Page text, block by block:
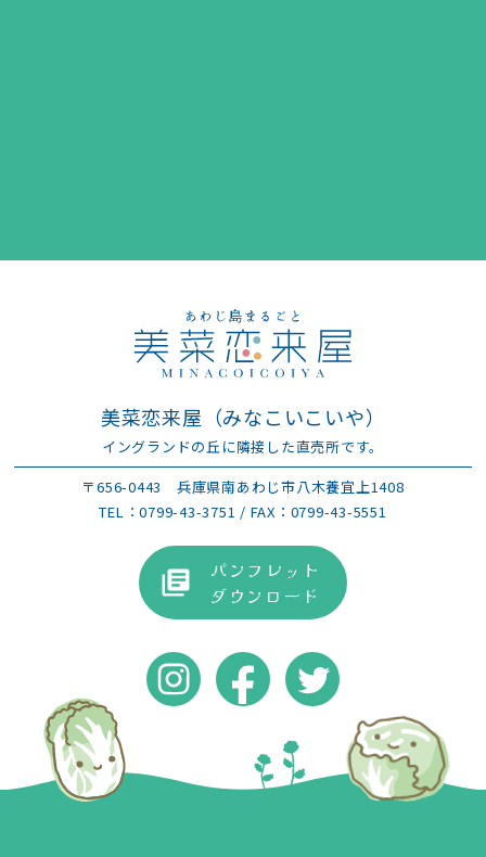
美菜恋来屋（みなこいこいや）
イングランドの丘に隣接した直売所です。
〒656-0443 兵庫県南あわじ市八木養宜上1408
TEL：0799-43-3751 / FAX：0799-43-5551
パンフレット
ダウンロード